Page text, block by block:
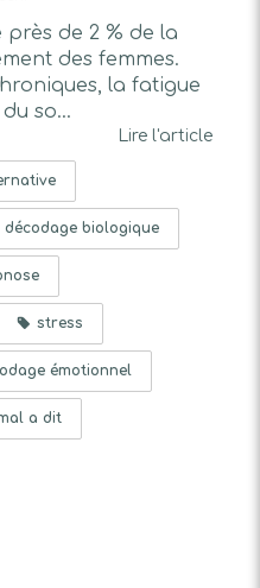
de 2 % de la
des femmes.
la fatigue
so...
Lire l'article
décodage biologique
stress
émotionnel
a dit